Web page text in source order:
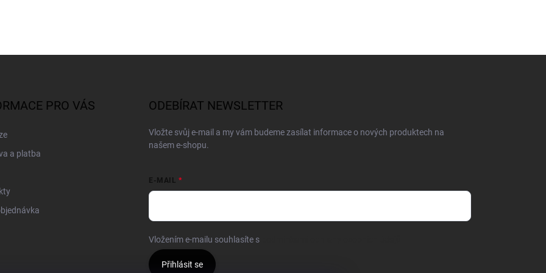
PRO VÁS
a platba
ODEBÍRAT NEWSLETTER
Vložte svůj e-mail a my vám budeme zasílat informace o nových produktech na
našem e-shopu.
E-MAIL
Vložením e-mailu souhlasíte s
Přihlásit se